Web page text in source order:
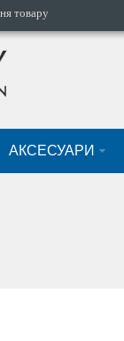
товару
АКСЕСУАРИ